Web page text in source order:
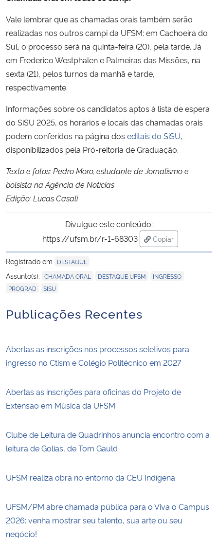
Vale lembrar que as chamadas orais também serão
realizadas nos outros campi da UFSM: em Cachoeira do
Sul, o processo será na quinta-feira (20), pela tarde. Já
em Frederico Westphalen e Palmeiras das Missões, na
sexta (21), pelos turnos da manhã e tarde,
respectivamente.
Informações sobre os candidatos aptos à lista de espera
do SiSU 2025, os horários e locais das chamadas orais
podem conferidos na página dos editais do SiSU,
disponibilizados pela Pró-reitoria de Graduação.
Texto e fotos: Pedro Moro, estudante de Jornalismo e
bolsista na Agência de Notícias
Edição: Lucas Casali
Divulgue este conteúdo:
https://ufsm.br/r-1-68303
Copiar
para área de
Registrado em
DESTAQUE
Assunto(s): CHAMADA ORAL DESTAQUE UFSM INGRESSO
PROGRAD SISU
Publicações Recentes
Abertas as inscrições nos processos seletivos para
ingresso no Ctism e Colégio Politécnico em 2027
Abertas as inscrições para oficinas do Projeto de
Extensão em Música da UFSM
Clube de Leitura de Quadrinhos anuncia encontro com a
leitura de Golias, de Tom Gauld
UFSM realiza obra no entorno da CEU Indígena
UFSM/PM abre chamada pública para o Viva o Campus
2026: venha mostrar seu talento, sua arte ou seu
negócio!